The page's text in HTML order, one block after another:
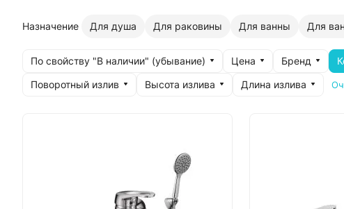
Назначение Для душа Для раковины Для ванны Для
По свойству "В наличии" (убывание) Цена Бренд
Поворотный излив
Высота излива Длина излива